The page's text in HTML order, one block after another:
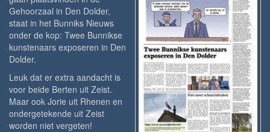
Gehoorzaal in Den Dolder,
staat in het Bunniks Nieuws
onder de kop: Twee Bunnikse
kunstenaars exposeren in Den
Dolder.
Leuk dat er extra aandacht is
voor beide Berten uit Zeist.
Maar ook Jorie uit Rhenen en
ondergetekende uit Zeist
worden niet vergeten!